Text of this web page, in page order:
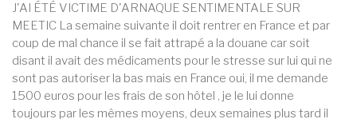
J'AI ÉTÉ VICTIME D'ARNAQUE SENTIMENTALE SUR
MEETIC La semaine suivante il doit rentrer en France et par
coup de mal chance il se fait attrapé a la douane car soit
disant il avait des médicaments pour le stresse sur lui qui ne
sont pas autoriser la bas mais en France oui, il me demande
1500 euros pour les frais de son hôtel , je le lui donne
toujours par les mêmes moyens, deux semaines plus tard il